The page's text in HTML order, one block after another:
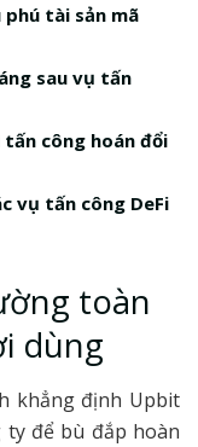
tài sản mã
sau vụ tấn
công hoán đổi
vụ tấn công DeFi
toàn
dùng
khẳng định Upbit
để bù đắp hoàn